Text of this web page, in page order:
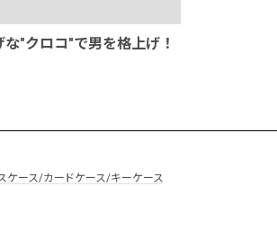
な"クロコ"で男を格上げ！
ケース/カードケース/キーケース